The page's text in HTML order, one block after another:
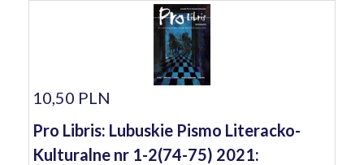
10,50 PLN
Pro Libris: Lubuskie Pismo Literacko-
Kulturalne nr 1-2(74-75) 2021: